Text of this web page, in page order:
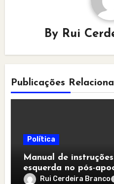
By Rui
Publicações
Política
Manual de
esquerda no pós-
Rui Cerdeira Branco